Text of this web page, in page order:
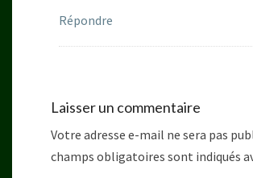
Répondre
Laisser un commentaire
Votre adresse e-mail ne sera pas
champs obligatoires sont indiqués